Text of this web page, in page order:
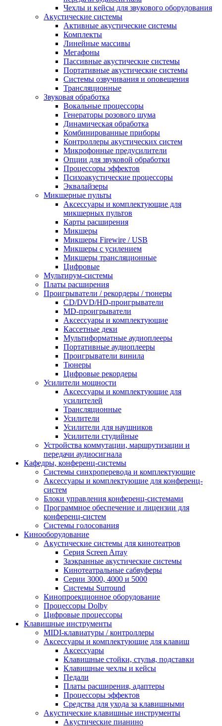
Чехлы и кейсы для звукового оборудования
Акустические системы
Активные акустические системы
Комплекты
Линейные массивы
Мегафоны
Пассивные акустические системы
Портативные акустические системы
Системы озвучивания и оповещения
Трансляционные
Звуковая обработка
Вокальные процессоры
Генераторы розового шума
Динамическая обработка
Комбинированные приборы
Контроллеры акустических систем
Микрофонные предусилители
Опции для звуковой обработки
Процессоры эффектов
Психоакустические процессоры
Эквалайзеры
Микшерные пульты
Аксессуары и комплектующие для
микшерных пультов
Карты расширения
Микшеры
Микшеры Firewire / USB
Микшеры с усилением
Микшеры трансляционные
Цифровые
Мультирум-системы
Платы расширения
Проигрыватели / рекордеры / тюнеры
CD/DVD/HD-проигрыватели
MD-проигрыватели
Аксессуары и комплектующие
Кассетные деки
Мультиформатные аудиоплееры
Портативные аудиоплееры
Проигрыватели винила
Тюнеры
Цифровые рекордеры
Усилители мощности
Аксессуары и комплектующие для
усилителей
Трансляционные
Усилители
Усилители для наушников
Усилители студийные
Устройства коммутации, маршрутизации и
передачи аудиосигнала
Кафедры, конференц-системы
Cистемы синхроперевода и комплектующие
Аксессуары и комплектующие для конференц-
систем
Блоки управления конференц-системами
Программное обеспечение и лицензии для
конференц-систем
Системы голосования
Кинооборудование
Акустические системы для кинотеатров
Cерия Screen Array
Заэкранные акустические системы
Кинотеатральные сабвуферы
Серии 3000, 4000 и 5000
Системы Surround
Кинопроекционное оборудование
Процессоры Dolby
Цифровые процессоры
Клавишные инструменты
MIDI-клавиатуры / контроллеры
Аксессуары и комплектующие для клавиш
Аксессуары
Клавишные стойки, стулья, подставки
Клавишные чехлы и кейсы
Педали
Платы расширения, адаптеры
Процессоры эффектов
Средства для ухода за клавишными
Акустические клавишные инструменты
Акустические пианино